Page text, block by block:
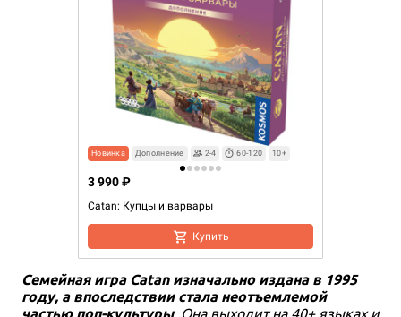
Новинка Дополнение 2-4 60-120 10+
Catan: Купцы и варвары
3 990 ₽
Купить
Семейная игра Catan изначально издана в 1995
году, а впоследствии стала неотъемлемой
частью поп-культуры. Она выходит на 40+ языках и